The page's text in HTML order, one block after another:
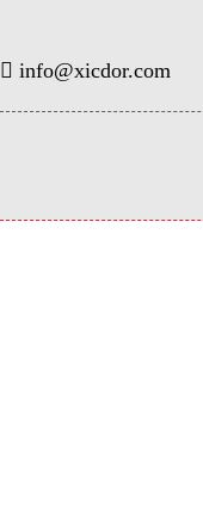
info@xicdor.com